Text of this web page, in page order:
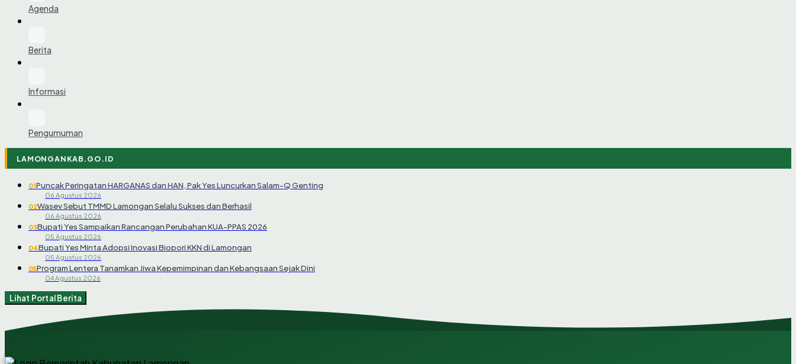
Agenda
Berita
Informasi
Pengumuman
LAMONGANKAB.GO.ID
01Puncak Peringatan HARGANAS dan HAN, Pak Yes Luncurkan Salam-Q Genting
06 Agustus 2026
02Wasev Sebut TMMD Lamongan Selalu Sukses dan Berhasil
06 Agustus 2026
03Bupati Yes Sampaikan Rancangan Perubahan KUA-PPAS 2026
05 Agustus 2026
04Bupati Yes Minta Adopsi Inovasi Biopori KKN di Lamongan
05 Agustus 2026
05Program Lentera Tanamkan Jiwa Kepemimpinan dan Kebangsaan Sejak Dini
04 Agustus 2026
Lihat Portal Berita